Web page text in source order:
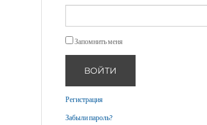
Запомнить меня
ВОЙТИ
Регистрация
Забыли пароль?